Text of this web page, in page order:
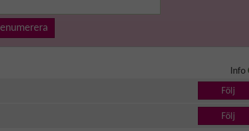
Info
Följ
Följ